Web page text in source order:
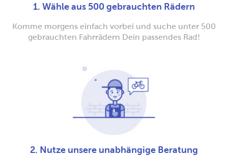
1. Wähle aus 500 gebrauchten Rädern
Komme morgens einfach vorbei und suche unter 500
gebrauchten Fahrrädern Dein passendes Rad!
2. Nutze unsere unabhängige Beratung